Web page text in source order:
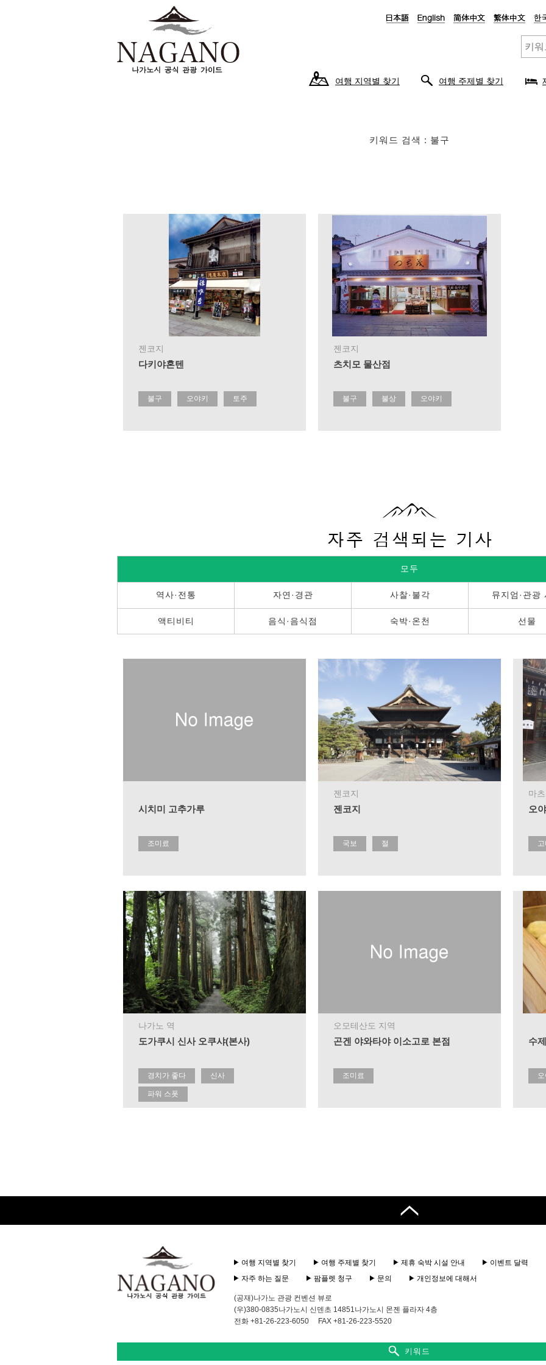
여행 지역별 찾기 여행 주제별 찾기
키워드 검색 : 불구
젠코지
다키야혼텐
불구 오야키 토주
젠코지
츠치모 물산점
불구 불상 오야키
모두
역사·전통 자연·경관 사찰·불각 뮤지엄·관광
액티비티 음식·음식점 숙박·온천 선물
시치미 고추가루
조미료
젠코지
젠코지
국보 절
마
오
나가노 역
도가쿠시 신사 오쿠샤(본사)
경치가 좋다 신사
파워 스폿
오모테산도 지역
곤겐 야와타야 이소고로 본점
조미료
수
여행 지역별 찾기 여행 주제별 찾기 제휴 숙박 시설 안내
이벤트 달력
자주 하는 질문
팜플렛 청구 문의 개인정보에 대해서
(공재)나가노 관광 컨벤션 뷰로
(우)380-0835나가노시 신덴초 14851나가노시 몬젠 플라자 4층
전화 +81-26-223-6050
FAX +81-26-223-5520
키워드